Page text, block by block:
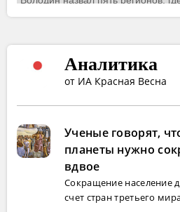
Аналитика
от ИА Красная Весна
Ученые говорят,
планеты нужно
вдвое
Сокращение население
счет стран третьего